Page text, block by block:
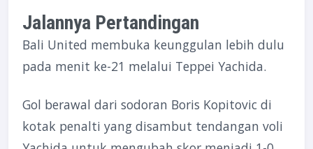
Jalannya Pertandingan
Bali United membuka keunggulan lebih dulu
pada menit ke-21 melalui Teppei Yachida.
Gol berawal dari sodoran Boris Kopitovic di
kotak penalti yang disambut tendangan voli